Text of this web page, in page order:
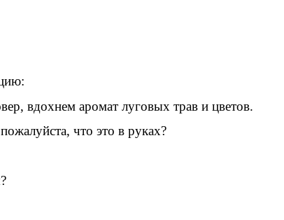
вдохнем аромат луговых трав и цветов.
что это в руках?